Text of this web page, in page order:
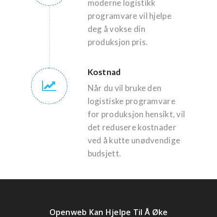
moderne logistikk
programvare vil hjelpe
deg å vokse din
produksjon pris.
Kostnad
Når du vil bruke den
logistiske programvare
for produksjon hensikt, vil
det redusere kostnader
ved å kutte unødvendige
budsjett.
Openweb Kan Hjelpe Til Å Øke